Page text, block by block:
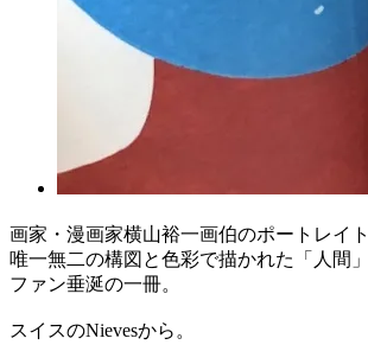
画家・漫画家横山裕一画伯のポートレイト
唯一無二の構図と色彩で描かれた「人間」
ファン垂涎の一冊。
スイスのNievesから。